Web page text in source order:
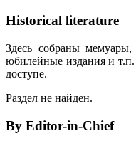
Historical literature
Здесь собраны мемуары,
юбилейные издания и т.п.
доступе.
Раздел не найден.
By Editor-in-Chief